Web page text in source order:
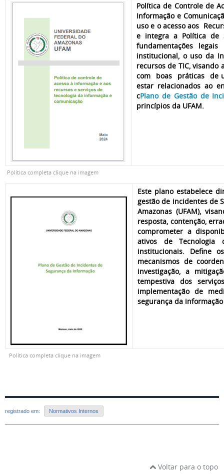
Política de Controle de
Informação e
uso e o acesso aos
e integra a Política de
fundamentações
institucional, o uso da
recursos de TIC,
com boas práticas de
estar relacionados ao
cPlano de Gestão de
princípios da UFAM.
Política completa clique na imagem
Este plano estabelece
gestão de incidentes de
Amazonas (UFAM),
resposta, contenção,
comprometer a
ativos de Tecnologia
institucionais. Define
mecanismos de
investigação, a
tempestiva dos
implementação de
segurança da
Política completa clique na imagem
registrado em: Normativos Internos
Voltar para o topo